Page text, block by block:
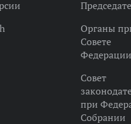
Органы
Совете
Федерации
Совет
при
Собрании